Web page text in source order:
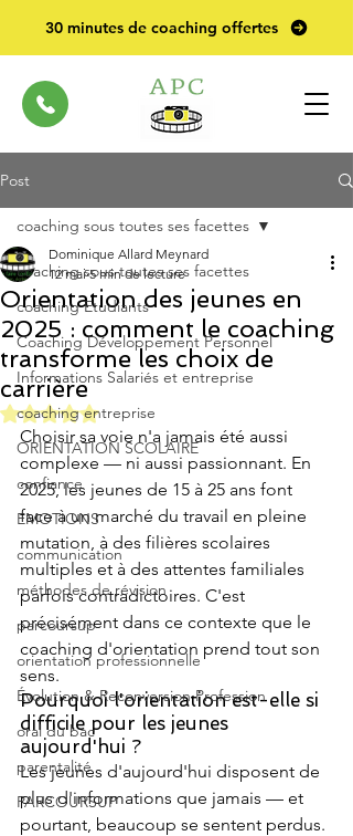
30 minutes de coaching offertes
Post
coaching sous toutes ses facettes
coaching Etudiants
Coaching Développement Personnel
Informations Salariés et entreprise
coaching entreprise
ORIENTATION SCOLAIRE
confiance
EMOTIONS
communication
méthodes de révision
parcoursup
orientation professionnelle
Évolution & Reconversion Profession
oral du bac
parentalité
PARCOURSUP
coaching sous toutes ses facettes
Orientation des jeunes en
2025 : comment le coaching
transforme les choix de
carrière
Dominique Allard Meynard
12 mai 5 min de lecture
Noté NaN étoiles sur 5.
Choisir sa voie n'a jamais été aussi
complexe — ni aussi passionnant. En
2025, les jeunes de 15 à 25 ans font
face à un marché du travail en pleine
mutation, à des filières scolaires
multiples et à des attentes familiales
parfois contradictoires. C'est
précisément dans ce contexte que le
coaching d'orientation prend tout son
sens.
Pourquoi l'orientation est-elle si
difficile pour les jeunes
aujourd'hui ?
Les jeunes d'aujourd'hui disposent de
plus d'informations que jamais — et
pourtant, beaucoup se sentent perdus.